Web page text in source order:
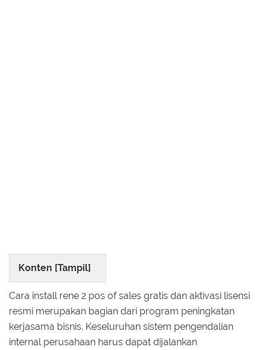
Konten [Tampil]
Cara install rene 2 pos of sales gratis dan aktivasi lisensi
resmi merupakan bagian dari program peningkatan
kerjasama bisnis. Keseluruhan sistem pengendalian
internal perusahaan harus dapat dijalankan